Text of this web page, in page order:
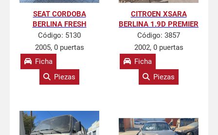
SEAT CORDOBA
BERLINA FRESH
Código: 5130
2005, 0 puertas
Ficha
Piezas
CITROEN XSARA
BERLINA 1.9D PREMIER
Código: 3857
2002, 0 puertas
Ficha
Piezas